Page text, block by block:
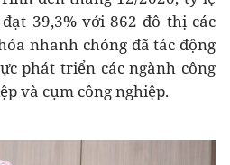
39,3% với 862 đô thị các
nhanh chóng đã tác động
phát triển các ngành công
và cụm công nghiệp.